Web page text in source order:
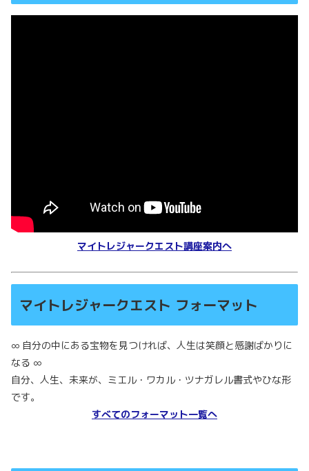
マイトレジャークエスト講座案内へ
マイトレジャークエスト フォーマット
∞ 自分の中にある宝物を見つければ、人生は笑顔と感謝ばかりに
なる ∞
自分、人生、未来が、ミエル・ワカル・ツナガレル書式やひな形
です。
すべてのフォーマット一覧へ